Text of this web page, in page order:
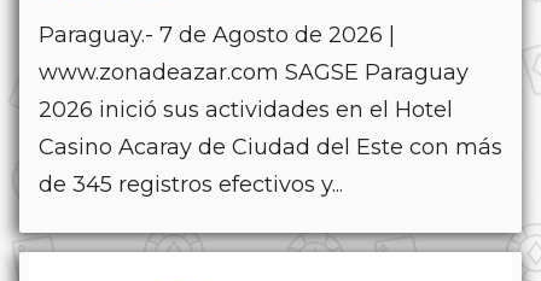
Paraguay.- 7 de Agosto de 2026 |
www.zonadeazar.com SAGSE Paraguay
2026 inició sus actividades en el Hotel
Casino Acaray de Ciudad del Este con más
de 345 registros efectivos y...